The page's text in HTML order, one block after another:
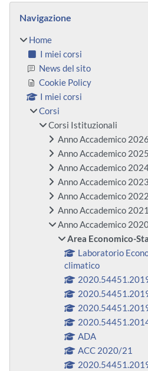
Blocchi
Navigazione
Home
I miei corsi
News del sito
Cookie Policy
I miei corsi
Corsi
Corsi Istituzionali
Anno Accademico
Anno Accademico
Anno Accademico
Anno Accademico
Anno Accademico
Anno Accademico
Anno Accademico
Area Economico-
Laboratorio
climatico
ADA
ACC 2020/21